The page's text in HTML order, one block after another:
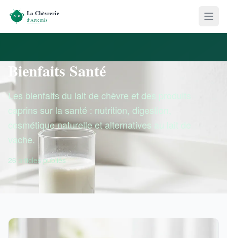
Bienfaits Santé
Les bienfaits du lait de chèvre et des produits
caprins sur la santé : nutrition, digestion,
cosmétique naturelle et alternatives au lait de
vache.
26 articles publiés